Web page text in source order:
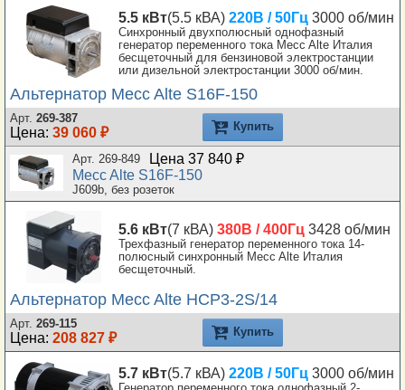
5.5 кВт(5.5 кВА) 220В / 50Гц 3000 об/мин
Синхронный двухполюсный однофазный
генератор переменного тока Mecc Alte Италия
бесщеточный для бензиновой электростанции
или дизельной электростанции 3000 об/мин.
Альтернатор Mecc Alte S16F-150
Арт. 269-387
Цена: 39 060 ₽ Купить
Арт. 269-849
Цена 37 840 ₽
Mecc Alte S16F-150
J609b, без розеток
5.6 кВт(7 кВА) 380В / 400Гц 3428 об/мин
Трехфазный генератор переменного тока 14-
полюсный синхронный Mecc Alte Италия
бесщеточный.
Альтернатор Mecc Alte HCP3-2S/14
Арт. 269-115
Цена: 208 827 ₽ Купить
5.7 кВт(5.7 кВА) 220В / 50Гц 3000 об/мин
Генератор переменного тока однофазный 2-